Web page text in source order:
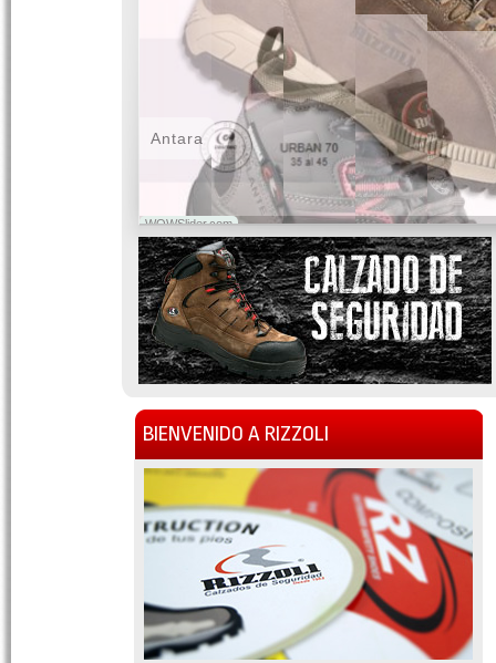
WOWSlider.com
Antara
BIENVENIDO A RIZZOLI